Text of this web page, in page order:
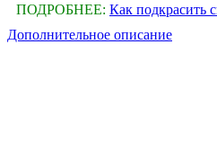
ПОДРОБНЕЕ: Как подкрасить
Дополнительное описание